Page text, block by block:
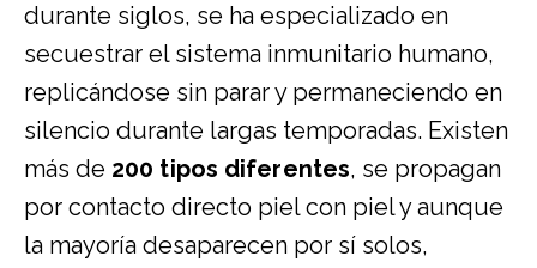
durante siglos, se ha especializado en
secuestrar el sistema inmunitario humano,
replicándose sin parar y permaneciendo en
silencio durante largas temporadas. Existen
más de 200 tipos diferentes, se propagan
por contacto directo piel con piel y aunque
la mayoría desaparecen por sí solos,